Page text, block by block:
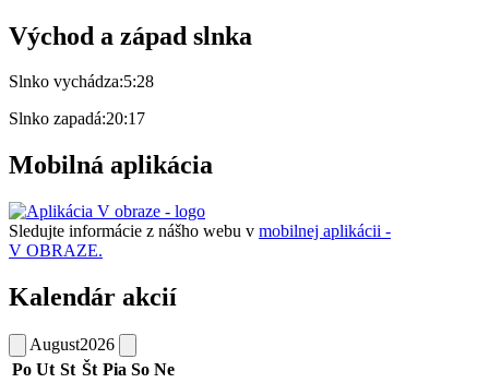
Východ a západ slnka
Slnko vychádza:5:28
Slnko zapadá:20:17
Mobilná aplikácia
Sledujte informácie z nášho webu v mobilnej aplikácii -
V OBRAZE.
Kalendár akcií
August2026
Po Ut St Št Pia So Ne